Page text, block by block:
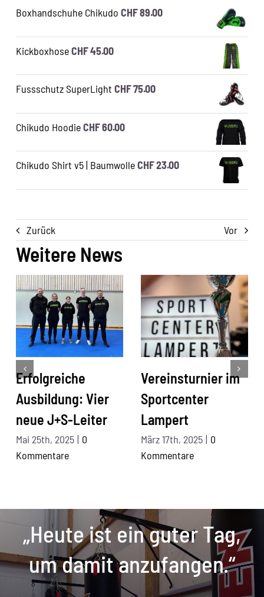
Boxhandschuhe Chikudo CHF89.00
KickboxhoseCHF45.00
Fussschutz SuperLight CHF75.00
Chikudo HoodieCHF60.00
Chikudo Shirt v5 | BaumwolleCHF23.00
Zurück Vor
Weitere News
Erfolgreiche
Ausbildung: Vier
neue J+S-Leiter
Mai 25th, 2025 | 0
Kommentare
Vereinsturnier im
Sportcenter
Lampert
März 17th, 2025 | 0
Kommentare
„Heute ist ein guter Tag,
um damit anzufangen.“